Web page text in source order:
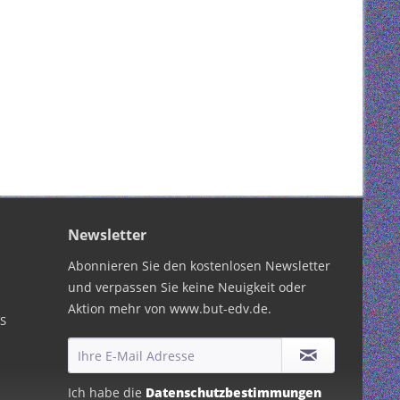
Newsletter
Abonnieren Sie den kostenlosen Newsletter
und verpassen Sie keine Neuigkeit oder
Aktion mehr von www.but-edv.de.
Ich habe die Datenschutzbestimmungen